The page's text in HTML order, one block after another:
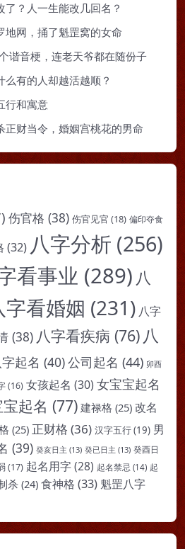
？人一生能改几回名？
地网，捅了魁罡窝的女命
谐音梗，连老天爷都在随份子
有的人却越活越顺？
行和寓意
正财当令，婚姻宫桃花的男命
伤官格 (38) 伤官见官 (18) 偏印夺食
(32) 八字分析 (256)
看事业 (289) 八
字看婚姻 (231) 八字
(38) 八字看疾病 (76) 八
起名 (40)公司起名 (44) 卯酉
(16) 女孩起名 (30) 女宝宝起名
起名 (77) 建禄格 (25) 改名
(25) 正财格 (36) 汉字五行(19) 男
(39) 癸亥日主 (13) 癸已日主 (13) 癸酉日
(17) 起名用字(28) 起名禁忌 (14) 起
杀 (24) 食神格 (33) 魁罡八字